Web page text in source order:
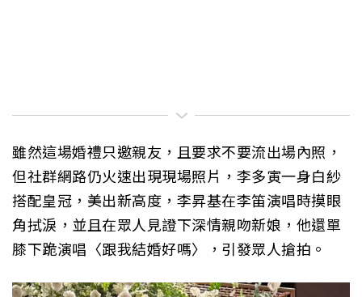
雖然這場婚禮只邀親友，且要求不要流出場內照，
但社群網路仍火速出現現場照片，李多寅一身白紗
搭配皇冠，美出新高度，李昇基在李笛演唱時摸眼
角拭淚，並且在眾人見證下深情親吻新娘，他還單
膝下跪演唱〈跟我結婚好嗎〉，引發眾人搶拍。